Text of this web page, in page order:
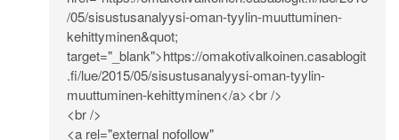
/05/sisustusanalyysi-oman-tyylin-muuttuminen-
kehittyminen&quot;
target="_blank">https://omakotivalkoinen.casablogit
.fi/lue/2015/05/sisustusanalyysi-oman-tyylin-
muuttuminen-kehittyminen</a><br/>
<br />
<a rel="external nofollow"